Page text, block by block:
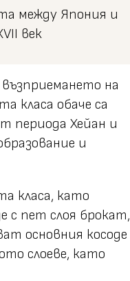
между Япония и
век
на
класа обаче са
периода Хейан и
и
класа, като
с пет слоя брокат,
основния косоде
слоеве, като